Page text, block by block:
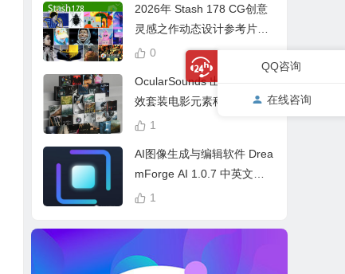
2026年 Stash 178 CG创意
灵感之作动态设计参考片广
告视频动画短片合集
0
OcularSounds 出品终极音
效套装电影元素科幻氛围冲
击无人机音效素材包 Full Ac
1
AI图像生成与编辑软件 Drea
mForge AI 1.0.7 中英文多
语言 Win 本地离线运行
1
QQ咨询
在线咨询